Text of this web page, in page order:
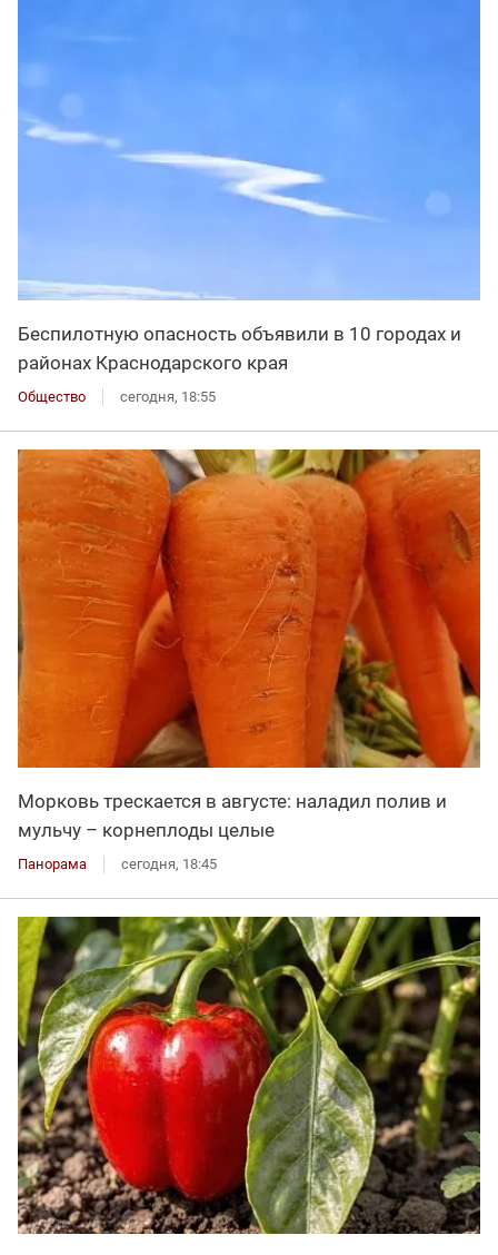
Беспилотную опасность объявили в 10 городах и
районах Краснодарского края
Общество сегодня, 18:55
Морковь трескается в августе: наладил полив и
мульчу – корнеплоды целые
Панорама сегодня, 18:45